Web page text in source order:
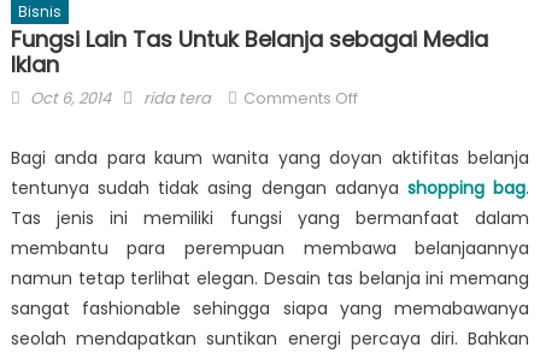
Bisnis
Fungsi Lain Tas Untuk Belanja sebagai Media
Iklan
Posted
Oct 6, 2014 Author
rida tera Comments Offon
Lain
Tas
Untuk
sebagai
Media
Iklan
Bagi anda para kaum wanita yang doyan aktifitas belanja
tentunya sudah tidak asing dengan adanya shopping bag.
Tas jenis ini memiliki fungsi yang bermanfaat dalam
membantu para perempuan membawa belanjaannya
namun tetap terlihat elegan. Desain tas belanja ini memang
sangat fashionable sehingga siapa yang memabawanya
seolah mendapatkan suntikan energi percaya diri. Bahkan